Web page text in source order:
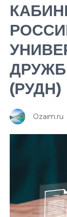
(РУДН)
Ozaim.ru